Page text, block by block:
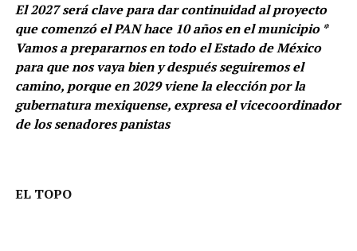
El 2027 será clave para dar continuidad al proyecto
que comenzó el PAN hace 10 años en el municipio *
Vamos a prepararnos en todo el Estado de México
para que nos vaya bien y después seguiremos el
camino, porque en 2029 viene la elección por la
gubernatura mexiquense, expresa el vicecoordinador
de los senadores panistas
EL TOPO